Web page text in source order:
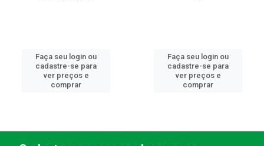
Faça seu login ou
cadastre-se para
ver preços e
comprar
Faça seu login ou
cadastre-se para
ver preços e
comprar